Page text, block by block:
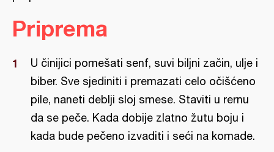
Priprema
U činijici pomešati senf, suvi biljni začin, ulje i
biber. Sve sjediniti i premazati celo očišćeno
pile, naneti deblji sloj smese. Staviti u rernu
da se peče. Kada dobije zlatno žutu boju i
kada bude pečeno izvaditi i seći na komade.